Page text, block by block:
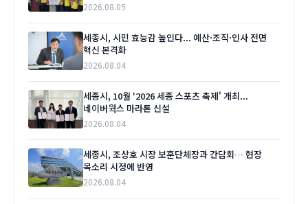
2026.08.05
세종시, 시민 효능감 높인다... 예산·조직·인사 전면
혁신 본격화
2026.08.04
세종시, 10월 '2026 세종 스포츠 축제' 개최...
네이버웍스 마라톤 신설
2026.08.04
세종시, 조상호 시장 보훈단체장과 간담회… 현장
목소리 시정에 반영
2026.08.04